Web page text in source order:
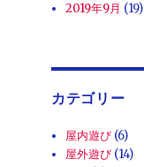
2019年9月 (19)
カテゴリー
屋内遊び (6)
屋外遊び (14)